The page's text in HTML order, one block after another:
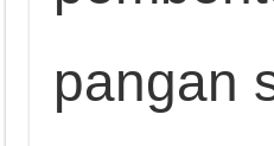
pangan